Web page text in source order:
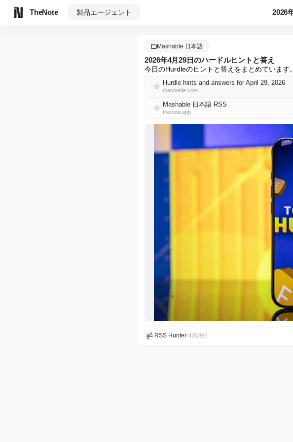
TheNote 製品エージェント
Mashable 日本語
2026年4月29日のハードルヒントと答え
今日のHurdleのヒントと答えをまとめています。
Hurdle hints and answers for April 29, 2026
mashable.com
Mashable 日本語 RSS
thenote.app
RSS Hunter•4月29日